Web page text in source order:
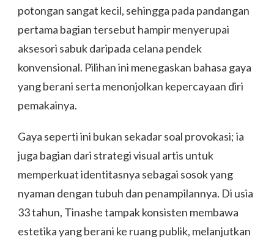
potongan sangat kecil, sehingga pada pandangan
pertama bagian tersebut hampir menyerupai
aksesori sabuk daripada celana pendek
konvensional. Pilihan ini menegaskan bahasa gaya
yang berani serta menonjolkan kepercayaan diri
pemakainya.
Gaya seperti ini bukan sekadar soal provokasi; ia
juga bagian dari strategi visual artis untuk
memperkuat identitasnya sebagai sosok yang
nyaman dengan tubuh dan penampilannya. Di usia
33 tahun, Tinashe tampak konsisten membawa
estetika yang berani ke ruang publik, melanjutkan